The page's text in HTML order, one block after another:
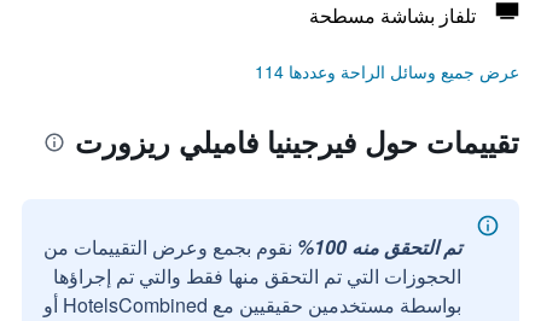
تلفاز بشاشة مسطحة
عرض جميع وسائل الراحة وعددها 114
تقييمات حول فيرجينيا فاميلي ريزورت
تم التحقق منه 100%
نقوم بجمع وعرض التقييمات من
الحجوزات التي تم التحقق منها فقط والتي تم إجراؤها
بواسطة مستخدمين حقيقيين مع HotelsCombined أو